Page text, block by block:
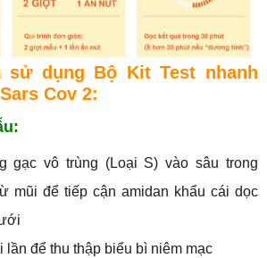
sử dụng Bộ Kit Test nhanh
Cov 2:
gạc vô trùng (Loại S) vào sâu trong
mũi để tiếp cận amidan khẩu cái dọc
lần để thu thập biểu bì niêm mạc